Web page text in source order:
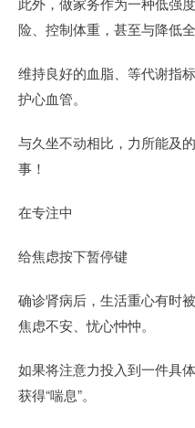
险、控制体重，甚至与降低
维持良好的血脂、等代谢指
护心血管。
与久坐不动相比，力所能及
事！
在专注中
给焦虑按下暂停键
确诊肾病后，生活重心有时
焦虑不安、忧心忡忡。
如果将注意力投入到一件具
获得“喘息”。